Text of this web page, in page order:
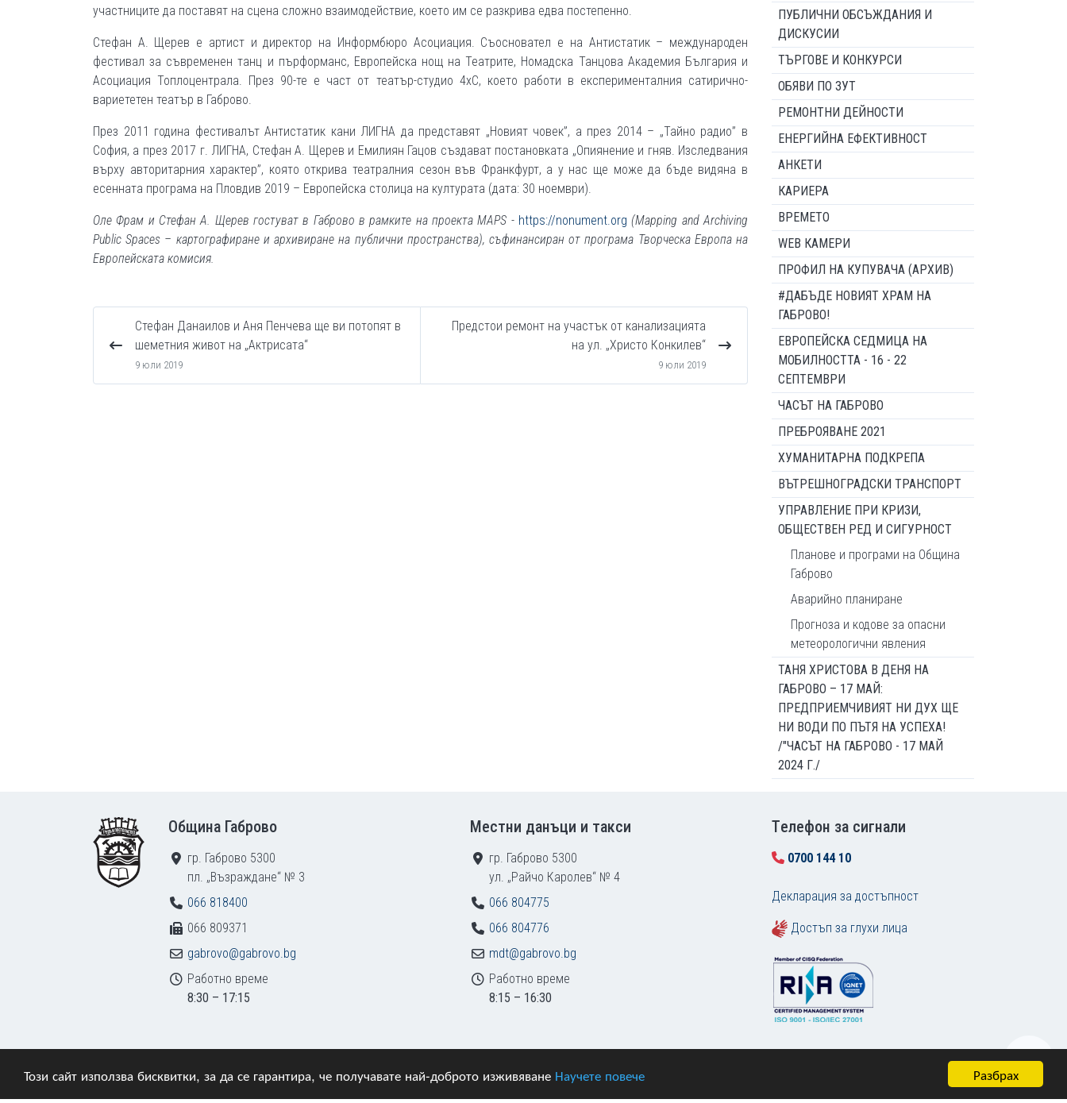
Разбрах
Този сайт използва бисквитки, за да се гарантира, че получавате най-доброто изживяване Научете повече
участниците да поставят на сцена сложно взаимодействие, което им се разкрива едва постепенно.
Стефан А. Щерев е артист и директор на Информбюро Асоциация. Съосновател е на Антистатик – международен
фестивал за съвременен танц и пърформанс, Европейска нощ на Театрите, Номадска Танцова Академия България и
Асоциация Топлоцентрала. През 90-те е част от театър-студио 4хС, което работи в експерименталния сатирично-
вариететен театър в Габрово.
През 2011 година фестивалът Антистатик кани ЛИГНА да представят „Новият човек”, а през 2014 – „Тайно радио” в
София, а през 2017 г. ЛИГНА, Стефан А. Щерев и Емилиян Гацов създават постановката „Опиянение и гняв. Изследвания
върху авторитарния характер”, която открива театралния сезон във Франкфурт, а у нас ще може да бъде видяна в
есенната програма на Пловдив 2019 – Европейска столица на културата (дата: 30 ноември).
Оле Фрам и Стефан А. Щерев гостуват в Габрово в рамките на проектаMAPS - https://nonument.org (Mapping and Archiving
Public Spaces – картографиране и архивиране на публични пространства), съфинансиран от програма Творческа Европа на
Европейската комисия.
Стефан Данаилов и Аня Пенчева ще ви потопят в
шеметния живот на „Актрисата“
9 юли 2019
Предстои ремонт на участък от канализацията
на ул. „Христо Конкилев“
9 юли 2019
ПУБЛИЧНИ ОБСЪЖДАНИЯ И
ДИСКУСИИ
ТЪРГОВЕ И КОНКУРСИ
ОБЯВИ ПО ЗУТ
РЕМОНТНИ ДЕЙНОСТИ
ЕНЕРГИЙНА ЕФЕКТИВНОСТ
АНКЕТИ
КАРИЕРА
ВРЕМЕТО
WEB КАМЕРИ
ПРОФИЛ НА КУПУВАЧА (АРХИВ)
#ДАБЪДЕ НОВИЯТ ХРАМ НА
ГАБРОВО!
ЕВРОПЕЙСКА СЕДМИЦА НА
МОБИЛНОСТТА - 16 - 22
СЕПТЕМВРИ
ЧАСЪТ НА ГАБРОВО
ПРЕБРОЯВАНЕ 2021
ХУМАНИТАРНА ПОДКРЕПА
ВЪТРЕШНОГРАДСКИ ТРАНСПОРТ
УПРАВЛЕНИЕ ПРИ КРИЗИ,
ОБЩЕСТВЕН РЕД И СИГУРНОСТ
Планове и програми на Община
Габрово
Аварийно планиране
Прогноза и кодове за опасни
метеорологични явления
ТАНЯ ХРИСТОВА В ДЕНЯ НА
ГАБРОВО – 17 МАЙ:
ПРЕДПРИЕМЧИВИЯТ НИ ДУХ ЩЕ
НИ ВОДИ ПО ПЪТЯ НА УСПЕХА!
/"ЧАСЪТ НА ГАБРОВО - 17 МАЙ
2024 Г./
Община Габрово
гр. Габрово 5300
пл. „Възраждане“ № 3
066 818400
066 809371
gabrovo@gabrovo.bg
Работно време
8:30 – 17:15
Местни данъци и такси
гр. Габрово 5300
ул. „Райчо Каролев“ № 4
066 804775
066 804776
mdt@gabrovo.bg
Работно време
8:15 – 16:30
Tелефон за сигнали
0700 144 10
Декларация за достъпност
Достъп за глухи лица
© 2009–2026 Община Габрово. Всички права запазени.